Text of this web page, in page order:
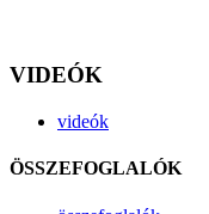
VIDEÓK
videók
ÖSSZEFOGLALÓK